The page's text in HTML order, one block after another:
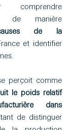
comprendre
de manière
de la
et identifier
perçoit comme
le poids relatif
dans
de distinguer